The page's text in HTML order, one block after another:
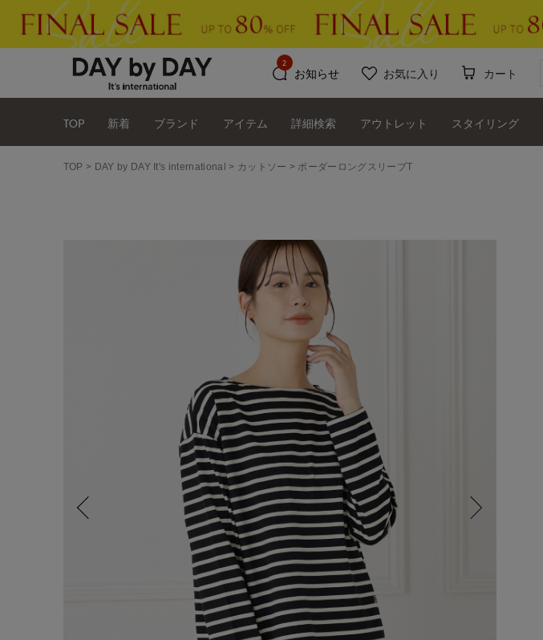
お知らせ
2
お気に入り カート
TOP 新着 ブランド アイテム 詳細検索 アウトレット スタイリング
TOP DAY by DAY It's international カットソー ボーダーロングスリーブT